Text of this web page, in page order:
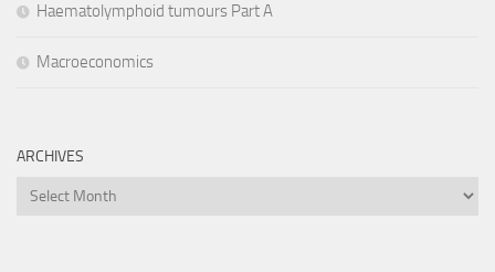
Haematolymphoid tumours Part A
Macroeconomics
ARCHIVES
Archives